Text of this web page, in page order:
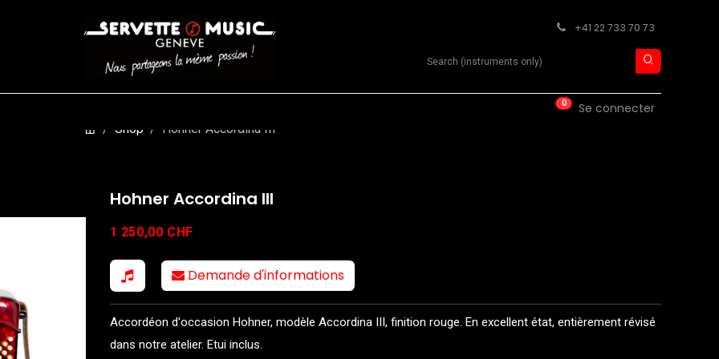
+41 22 733 70 73
Search product
0 Se connecter
Shop Hohner Accordina III
Hohner Accordina III
1 250,00 CHF
Demande d'informations
Accordéon d'occasion Hohner, modèle Accordina III, finition rouge. En excellent état, entièrement révisé
dans notre atelier. Etui inclus.